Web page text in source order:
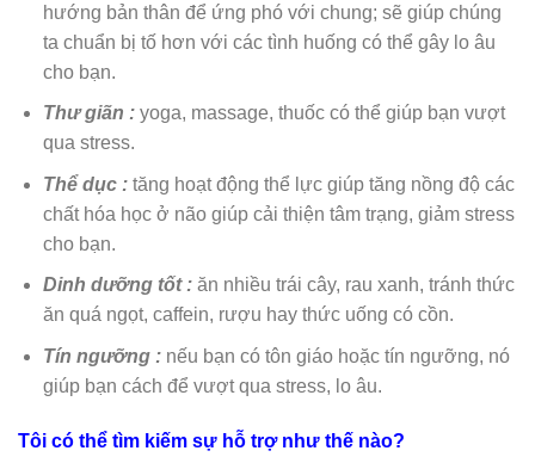
hướng bản thân để ứng phó với chung; sẽ giúp chúng
ta chuẩn bị tố hơn với các tình huống có thể gây lo âu
cho bạn.
Thư giãn :yoga, massage, thuốc có thể giúp bạn vượt
qua stress.
Thể dục :tăng hoạt động thể lực giúp tăng nồng độ các
chất hóa học ở não giúp cải thiện tâm trạng, giảm stress
cho bạn.
Dinh dưỡng tốt :ăn nhiều trái cây, rau xanh, tránh thức
ăn quá ngọt, caffein, rượu hay thức uống có cồn.
Tín ngưỡng :nếu bạn có tôn giáo hoặc tín ngưỡng, nó
giúp bạn cách để vượt qua stress, lo âu.
Tôi có thể tìm kiếm sự hỗ trợ như thế nào?